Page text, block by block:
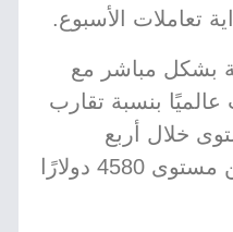
تعاملات الأسبوع.
بشكل مباشر مع
بنسبة تقارب
خلال أربع
جلسات، حيث اقتربت من مستوى 4580 دولارًا